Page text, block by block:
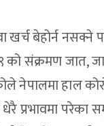
खर्च बेहोर्न नसक्ने
को संक्रमण जात,
नेपालमा हाल
प्रभावमा परेका